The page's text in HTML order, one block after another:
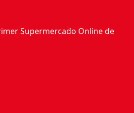
Supermercado Online de